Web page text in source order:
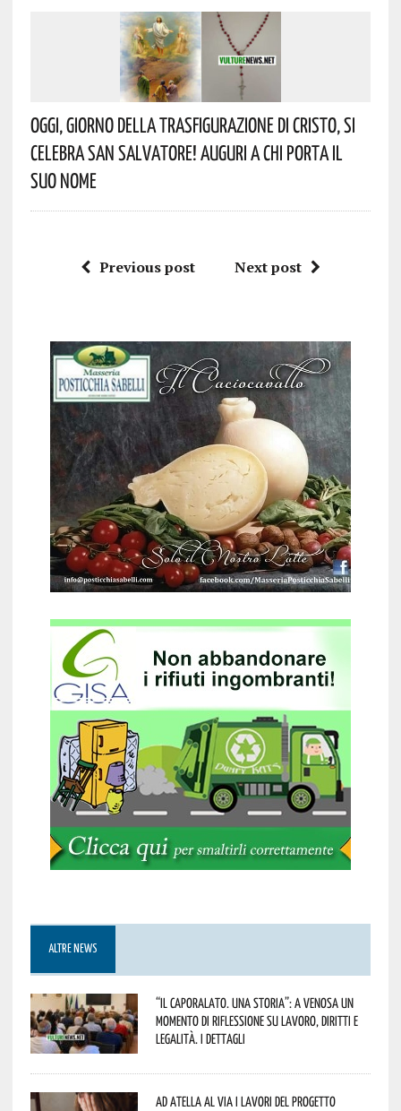
Oggi, Giorno Della Trasfigurazione Di Cristo, Si
Celebra San Salvatore! Auguri A Chi Porta Il
Suo Nome
Previous post Next post
ALTRE NEWS
“Il caporalato. Una storia”: a Venosa un
momento di riflessione su lavoro, diritti e
legalità. I dettagli
Ad Atella al via i lavori del progetto